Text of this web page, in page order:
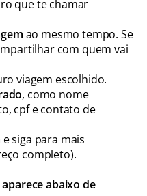
que te chamar
ao mesmo tempo. Se
com quem vai
viagem escolhido.
, como nome
cpf e contato de
e siga para mais
completo).
abaixo de